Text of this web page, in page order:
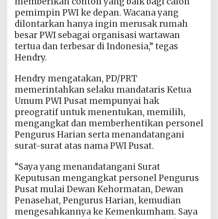
pemimpin PWI ke depan. Wacana yang
dilontarkan hanya ingin merusak rumah
besar PWI sebagai organisasi wartawan
tertua dan terbesar di Indonesia,” tegas
Hendry.
Hendry mengatakan, PD/PRT
memerintahkan selaku mandataris Ketua
Umum PWI Pusat mempunyai hak
preogratif untuk menentukan, memilih,
mengangkat dan memberhentikan personel
Pengurus Harian serta menandatangani
surat-surat atas nama PWI Pusat.
“Saya yang menandatangani Surat
Keputusan mengangkat personel Pengurus
Pusat mulai Dewan Kehormatan, Dewan
Penasehat, Pengurus Harian, kemudian
mengesahkannya ke Kemenkumham. Saya